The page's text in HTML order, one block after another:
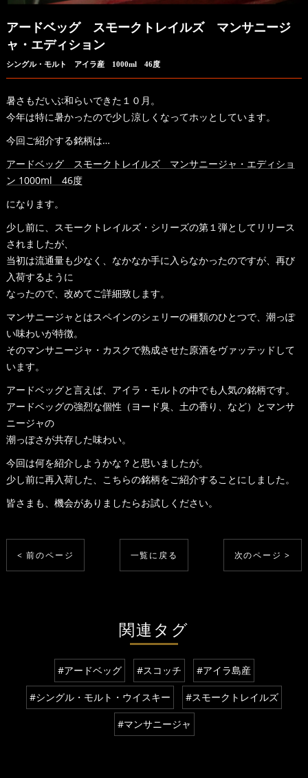
アードベッグ スモークトレイルズ マンサニージ
ャ・エディション
シングル・モルト アイラ産 1000ml 46度
暑さもだいぶ和らいできた１０月。
今年は特に暑かったので少し涼しくなってホッとしています。
今回ご紹介する銘柄は…
アードベッグ スモークトレイルズ マンサニージャ・エディショ
ン 1000ml 46度
になります。
少し前に、スモークトレイルズ・シリーズの第１弾としてリリース
されましたが、
当初は流通量も少なく、なかなか手に入らなかったのですが、再び
入荷するように
なったので、改めてご詳細致します。
マンサニージャとはスペインのシェリーの種類のひとつで、潮っぽ
い味わいが特徴。
そのマンサニージャ・カスクで熟成させた原酒をヴァッテッドして
います。
アードベッグと言えば、アイラ・モルトの中でも人気の銘柄です。
アードベッグの強烈な個性（ヨード臭、土の香り、など）とマンサ
ニージャの
潮っぽさが共存した味わい。
今回は何を紹介しようかな？と思いましたが。
少し前に再入荷した、こちらの銘柄をご紹介することにしました。
皆さまも、機会がありましたらお試しください。
< 前のページ 一覧に戻る 次のページ >
関連タグ
#アードベッグ #スコッチ #アイラ島産
#シングル・モルト・ウイスキー #スモークトレイルズ
#マンサニージャ